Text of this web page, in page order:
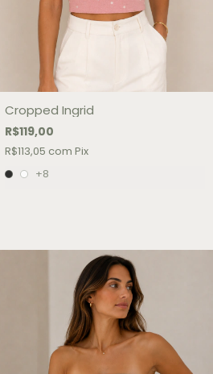
Cropped Ingrid
R$119,00
R$113,05 com Pix
+8